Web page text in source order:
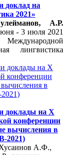
доклад на
2021»
А.Р.
- 3 июля 2021
лингвистика
доклады на X
конференции
вычисления в
2021)
А.Ф.,